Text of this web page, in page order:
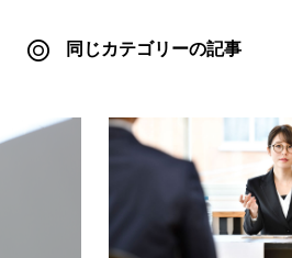
同じカテゴリーの記事